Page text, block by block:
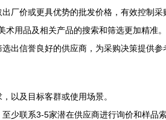
厂价或更具优势的批发价格，有效控制采
术用品及相关产品的搜索和筛选更加精
出信誉良好的供应商，为采购决策提供参
以及目标客群或使用场景。
少联系3-5家潜在供应商进行询价和样品索